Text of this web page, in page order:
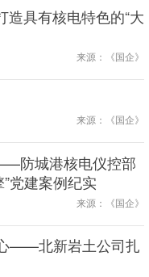
造具有核电特色的“大
来源：《国企》
来源：《国企》
防城港核电仪控部
党建案例纪实
来源：《国企》
——北新岩土公司扎